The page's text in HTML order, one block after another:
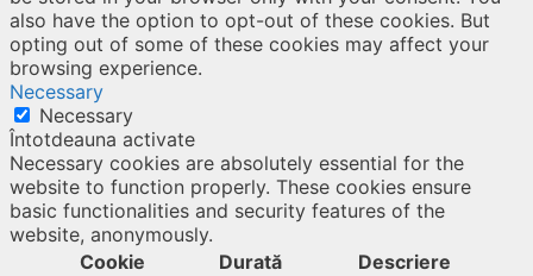
also have the option to opt-out of these cookies. But
opting out of some of these cookies may affect your
browsing experience.
Necessary
Necessary
Întotdeauna activate
Necessary cookies are absolutely essential for the
website to function properly. These cookies ensure
basic functionalities and security features of the
website, anonymously.
Cookie
Durată Descriere